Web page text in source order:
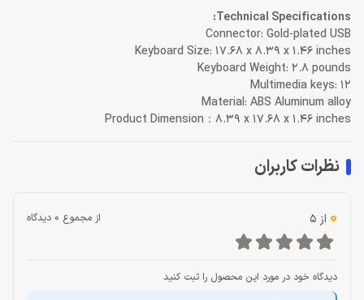
Technical Specifications:
Connector: Gold-plated USB
Keyboard Size: 17.68 x 8.39 x 1.46 inches
Keyboard Weight: 2.8 pounds
Multimedia keys: 12
Material: ABS Aluminum alloy
Product Dimension：8.39 x 17.68 x 1.46 inches
نظرات کاربران
0 از 5 از مجموع 0 دیدگاه
دیدگاه خود در مورد این محصول را ثبت کنید